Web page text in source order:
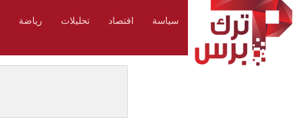
سياسة اقتصاد تحليلات رياضة